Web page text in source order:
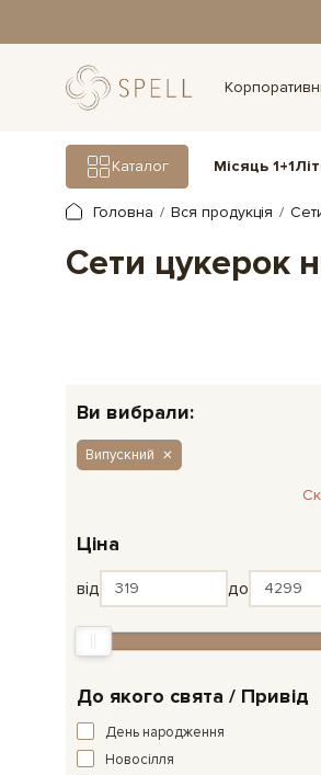
Каталог Місяць 1+1
Головна Вся продукція
Сети цукерок
Ви вибрали:
Випускний
Ціна
від до
До якого свята / Привід
День народження
Новосілля